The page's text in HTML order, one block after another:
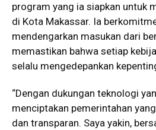
program yang ia siapkan untuk
di Kota Makassar. Ia
mendengarkan masukan dari
memastikan bahwa setiap
selalu mengedepankan
“Dengan dukungan teknologi
menciptakan pemerintahan
dan transparan. Saya yakin,